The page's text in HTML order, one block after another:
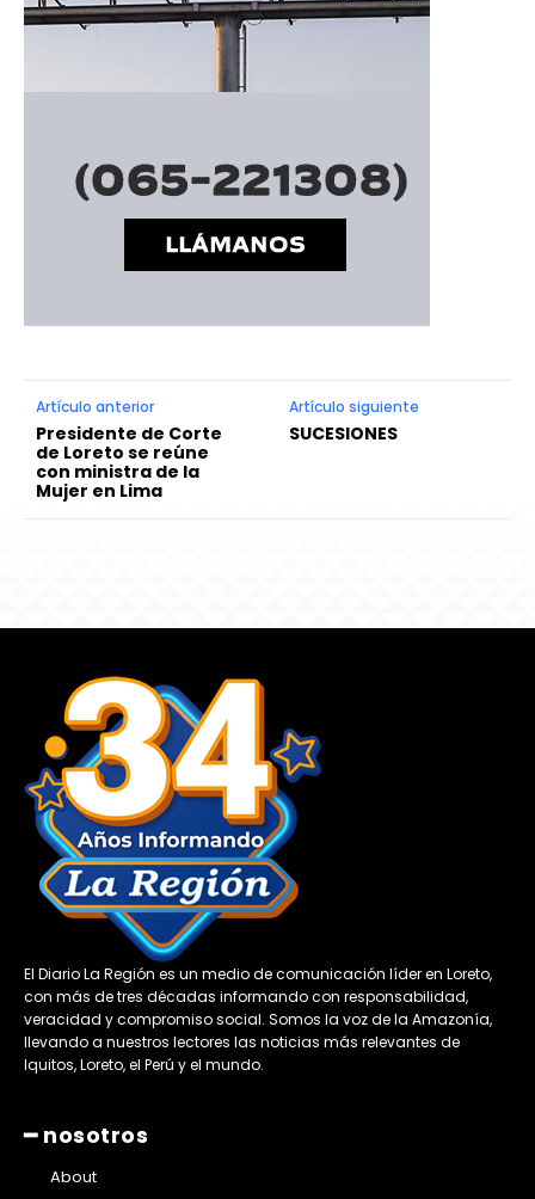
Artículo anterior
Presidente de Corte
de Loreto se reúne
con ministra de la
Mujer en Lima
Artículo siguiente
SUCESIONES
El Diario La Región es un medio de comunicación líder en Loreto,
con más de tres décadas informando con responsabilidad,
veracidad y compromiso social. Somos la voz de la Amazonía,
llevando a nuestros lectores las noticias más relevantes de
Iquitos, Loreto, el Perú y el mundo.
━ nosotros
About